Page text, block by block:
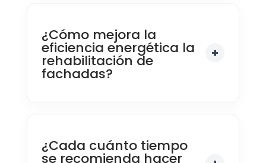
¿Cómo mejora la
eficiencia energética la
rehabilitación de
fachadas?
¿Cada cuánto tiempo
se recomienda hacer